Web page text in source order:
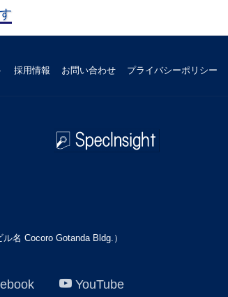
採用情報 お問い合わせ プライバシーポリシー
名 Cocoro Gotanda Bldg.）
YouTube